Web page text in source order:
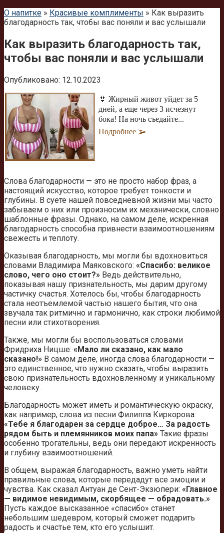
О напитке » Красивые комплименты » Как выразить
благодарность так, чтобы вас поняли и вас услышали
Как выразить благодарность так,
чтобы вас поняли и вас услышали
Опубликовано: 12.10.2023
👙 Жирный живот уйдет за 5
дней, а еще через 3 исчезнут
бока! На ночь съедайте...
Подробнее
Слова благодарности — это не просто набор фраз, а
настоящий искусство, которое требует тонкости и
глубины. В суете нашей повседневной жизни мы часто
забываем о них или произносим их механически, словно
шаблонные фразы. Однако, на самом деле, искренная
благодарность способна привнести взаимоотношениям
свежесть и теплоту.
Оказывая благодарность, мы могли бы вдохновиться
словами Владимира Маяковского: «Спасибо: великое
слово, чего оно стоит?» Ведь действительно,
показывая нашу признательность, мы дарим другому
частичку счастья. Хотелось бы, чтобы благодарность
стала неотъемлемой частью нашего бытия, что она
звучала так ритмично и гармонично, как строки любимой
песни или стихотворения.
Также, мы могли бы воспользоваться словами
Фридриха Ницше: «Мало ли сказано, как мало
сказано!» В самом деле, иногда слова благодарности —
это единственное, что нужно сказать, чтобы выразить
свою признательность вдохновленному и уникальному
человеку.
Благодарность может иметь и романтическую окраску,
как например, слова из песни Филиппа Киркорова:
«Тебе я благодарен за сердце доброе… За радость
рядом быть и племянников моих папа» Такие фразы
особенно трогательны, ведь они передают искренность
и глубину взаимоотношений.
В общем, выражая благодарность, важно уметь найти
правильные слова, которые передадут все эмоции и
чувства. Как сказал Антуан де Сент-Экзюпери: «Главное
— видимое невидимым, скорбящее — обрадовать.»
Пусть каждое высказанное «спасибо» станет
небольшим шедевром, который сможет подарить
радость и счастье тем, кто его услышит.